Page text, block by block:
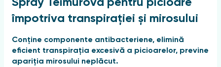
Spray Teimurova pentru picioare
împotriva transpirației și mirosului
Conține componente antibacteriene, elimină
eficient transpirația excesivă a picioarelor, previne
apariția mirosului neplăcut.